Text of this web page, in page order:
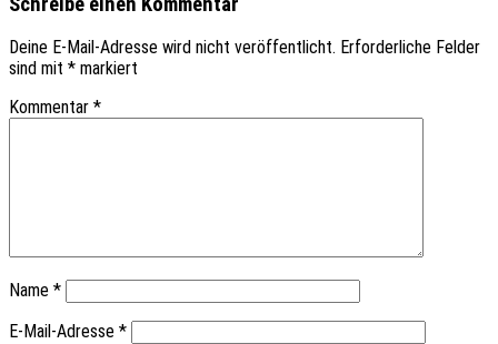
Deine E-Mail-Adresse wird nicht veröffentlicht. Erforderliche Felder
sind mit * markiert
Kommentar *
Name *
E-Mail-Adresse *